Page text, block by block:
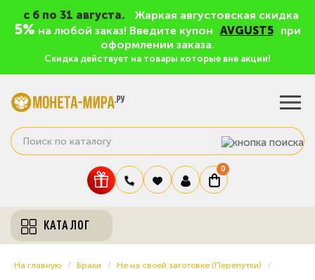
c 6 по 31 августа. Жаркая августовская скидка
5% на любой заказ! Введите купон AVGUST5
при
оформлении заказа.
Скидка действует на товары которые вне акции!
0
КАТАЛОГ
На главную Браки Не на своей заготовке (Перепутки)